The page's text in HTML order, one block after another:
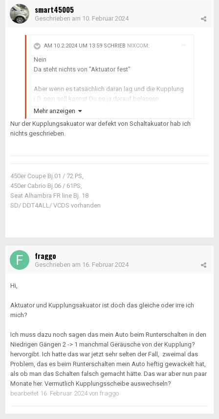
smart45005
Geschrieben am 10. Februar 2024
AM 10.2.2024 UM 13:59 SCHRIEB NIXCOM :
Nein
Da steht nichts von "Aktuator fest"
Aber wenn es tatsächlich daran lag und die Kupplung
i.O. sein soll kannst Du es ja darauf belassen.
Mehr anzeigen
Nur der Kupplungsakuator war defekt von Schaltakuator hab ich
nichts geschrieben.
450er Coupe Bj.01 / 72 PS,
450er Cabrio Bj.06 / 61PS,
Seat Alhambra FR line Bj. 18
SD/ DDT4ALL/ VCDS vorhanden
fraggo
Geschrieben am 16. Februar 2024
Hi,
Aktuator und Kupplungsakuator ist doch das gleiche oder irre ich
mich?
Ich muss dazu noch sagen das mein Auto beim Runterschalten in den
Niedrigen Gängen 2 -> 1 manchmal Geräusche von der Kupplung?
hervorgibt. Ich hatte das war jetzt sehr selten der Fall, zweimal das
Problem, das es beim Runterschalten mein Auto heftig gewackelt hat,
als ob man das Schalten falsch gemacht hätte. Das war aber nun paar
Monate her. Vermutlich Kupplungsscheibe auswechseln?
bearbeitet 16. Februar 2024 von fraggo